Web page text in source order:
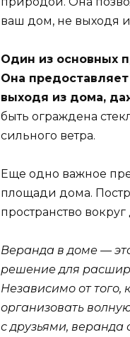
ваш дом, не выходя
Один из основных
Она
выходя из дома,
быть ограждена
сильного ветра.
Еще одно важное
площади дома.
пространство
Веранда в доме —
решение для
Независимо от того,
организовать
с друзьями,